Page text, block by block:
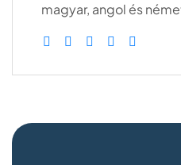
magyar, angol és